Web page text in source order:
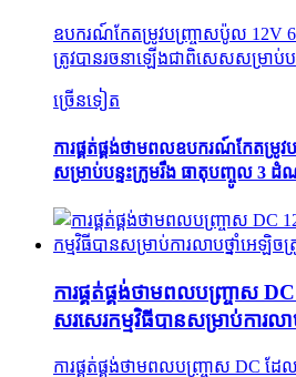
ឧបករណ៍កែតម្រូវបញ្ច្រាសប៉ូល 12V
ត្រូវបានរចនាឡើងជាពិសេសសម្រាប់ប
ច្រើនទៀត
ការផ្គត់ផ្គង់ថាមពលឧបករណ៍កែតម្រូ
សម្រាប់បន្ទះក្រូមរឹង ធាតុបញ្ចូល 3
ការផ្គត់ផ្គង់ថាមពលបញ្ច្រាស
សរសេរកម្មវិធីបានសម្រាប់ការល
ការផ្គត់ផ្គង់ថាមពលបញ្ច្រាស DC ដែ